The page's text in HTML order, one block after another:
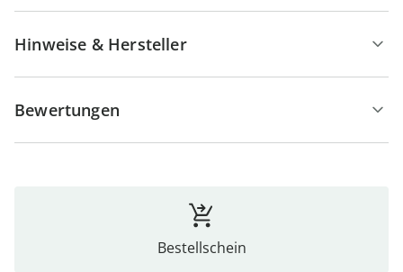
Hinweise & Hersteller
Bewertungen
Bestellschein